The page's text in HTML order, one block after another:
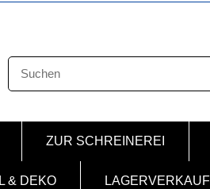
ZUR SCHREINEREI
& DEKO LAGERVERKAUF